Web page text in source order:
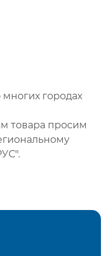
городах
товара просим